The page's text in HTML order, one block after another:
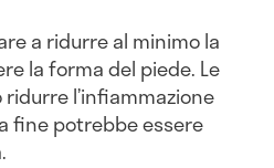
a ridurre al minimo la
la forma del piede. Le
l’infiammazione
fine potrebbe essere